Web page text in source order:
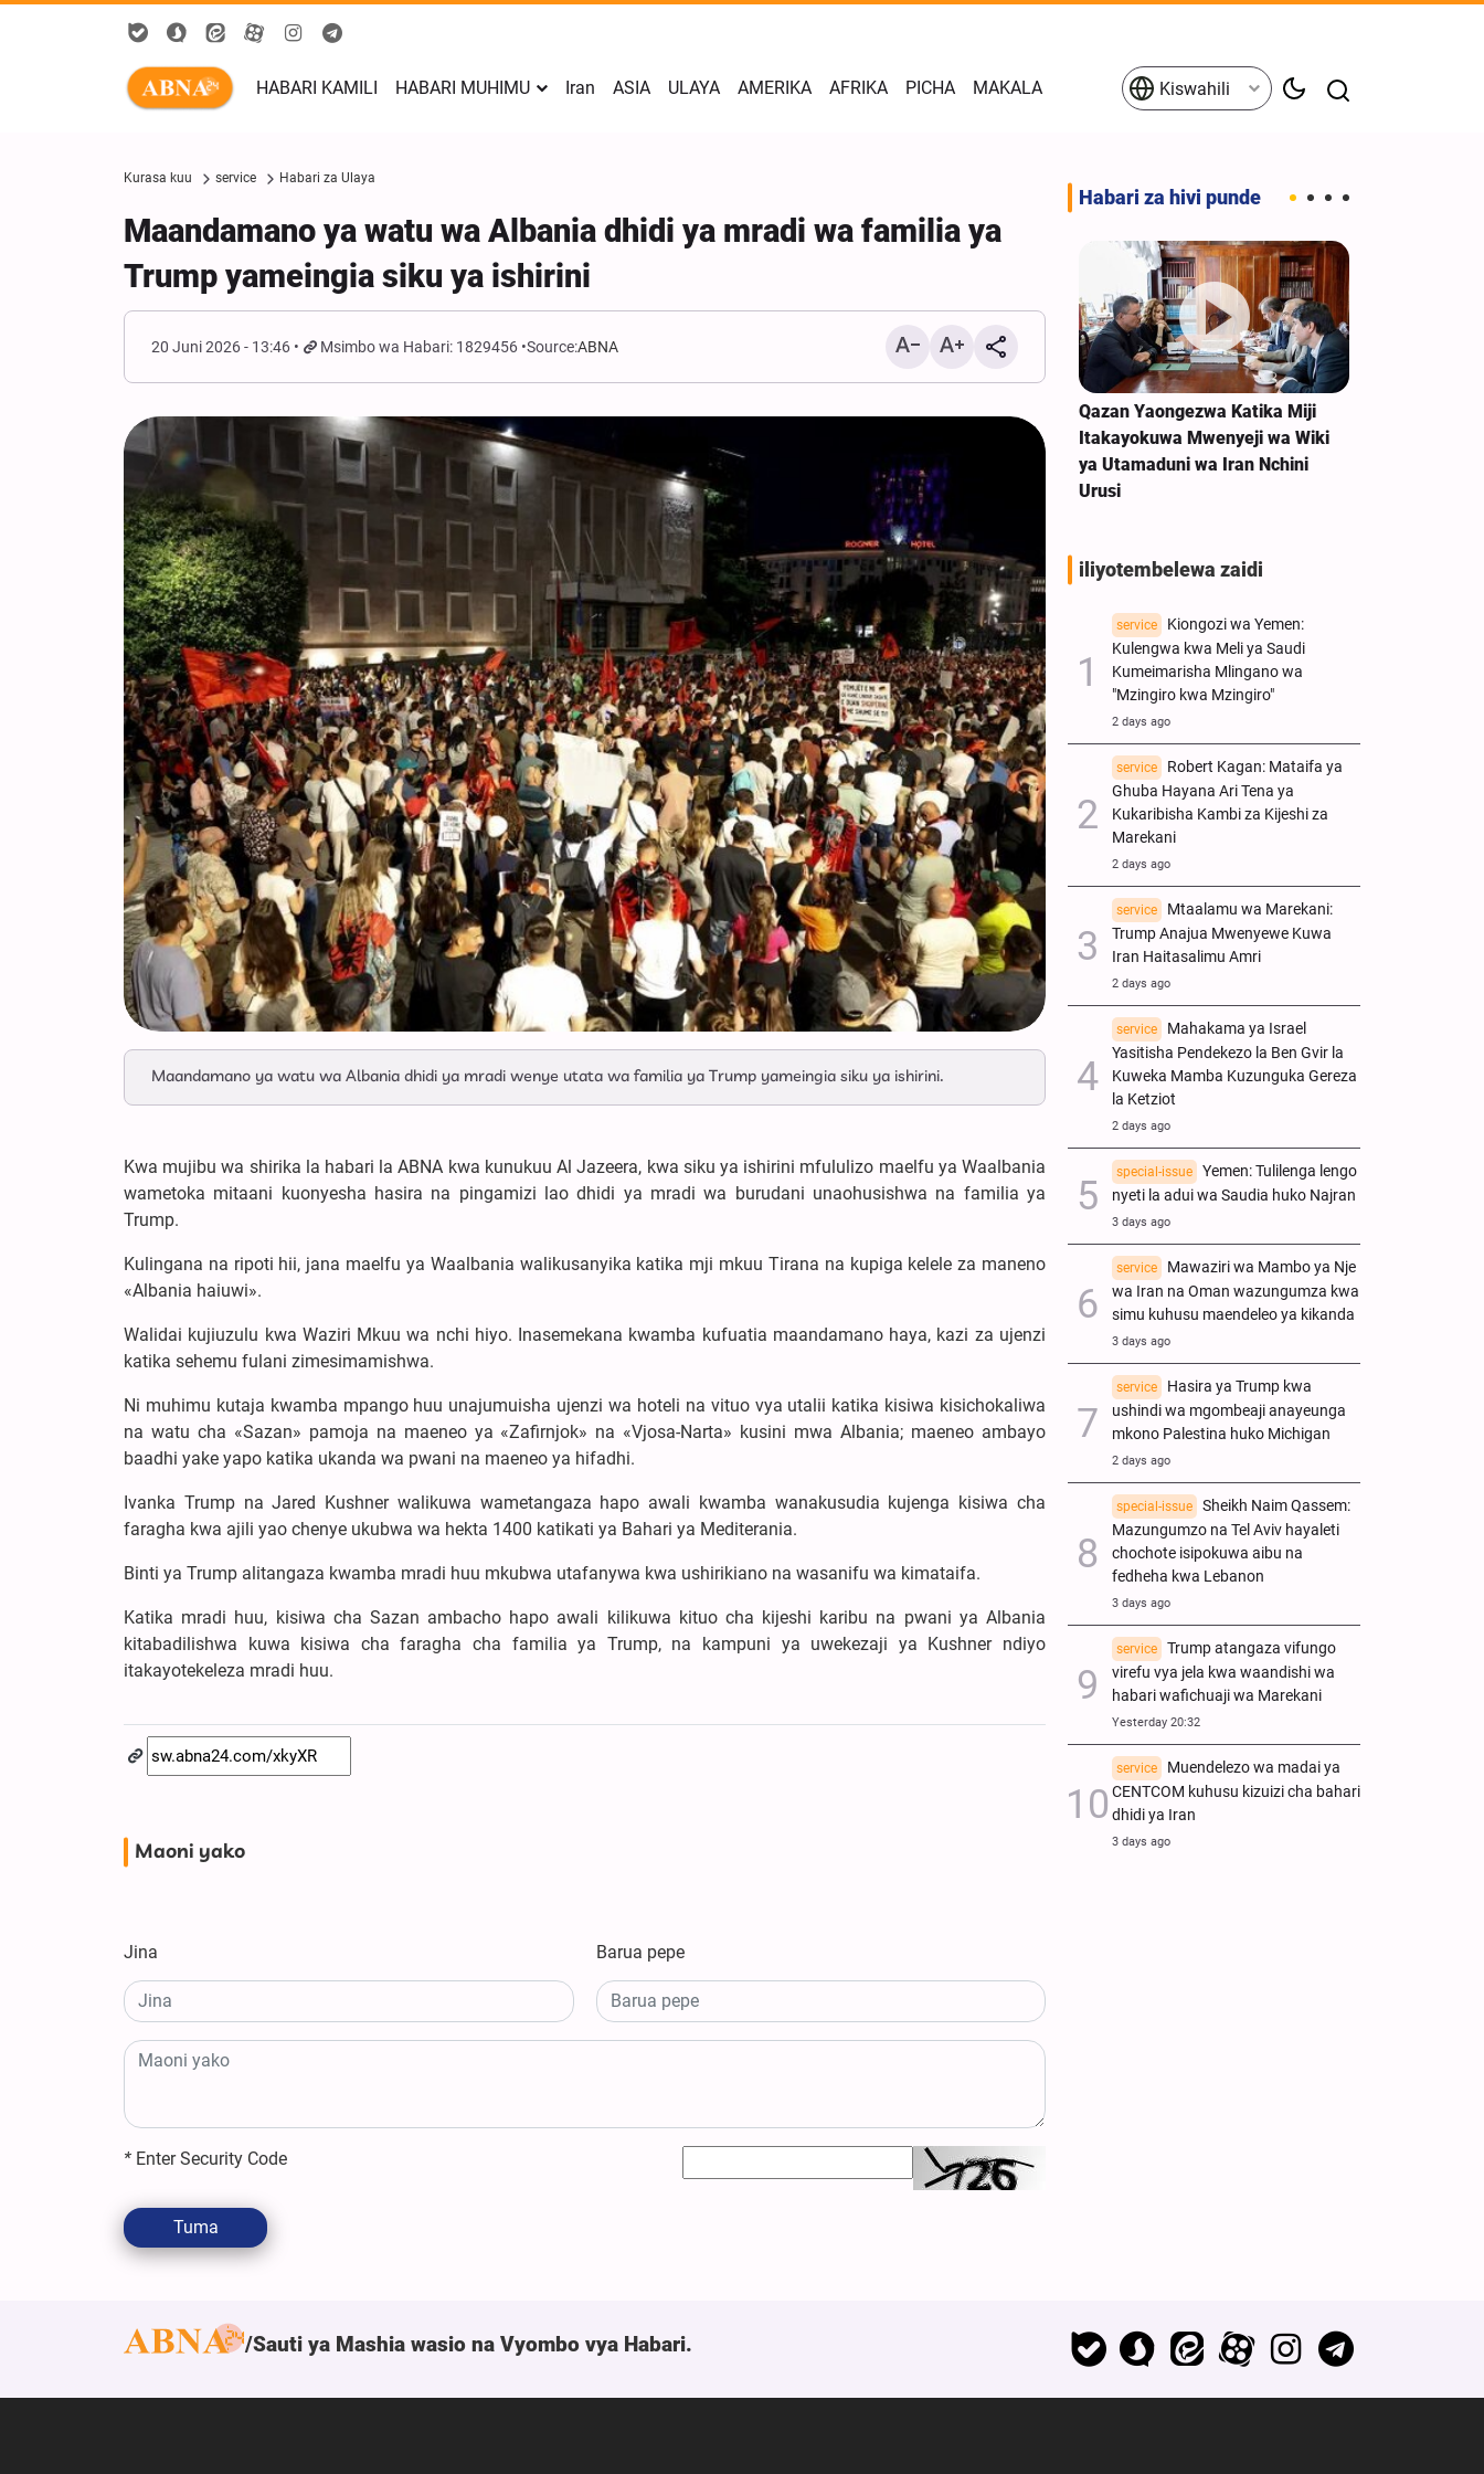
HABARI KAMILI HABARI MUHIMU Iran ASIA ULAYA AMERIKA AFRIKA PICHA MAKALA Kiswahili
Kurasa kuu service Habari za Ulaya
Maandamano ya watu wa Albania dhidi ya mradi wa familia ya
Trump yameingia siku ya ishirini
20 Juni 2026 - 13:46 Msimbo wa Habari: 1829456 Source:ABNA
Maandamano ya watu wa Albania dhidi ya mradi wenye utata wa familia ya Trump yameingia siku ya ishirini.
Kwa mujibu wa shirika la habari la ABNA kwa kunukuu Al Jazeera, kwa siku ya ishirini mfululizo maelfu ya Waalbania
wametoka mitaani kuonyesha hasira na pingamizi lao dhidi ya mradi wa burudani unaohusishwa na familia ya
Trump.
Kulingana na ripoti hii, jana maelfu ya Waalbania walikusanyika katika mji mkuu Tirana na kupiga kelele za maneno
«Albania haiuwi».
Walidai kujiuzulu kwa Waziri Mkuu wa nchi hiyo. Inasemekana kwamba kufuatia maandamano haya, kazi za ujenzi
katika sehemu fulani zimesimamishwa.
Ni muhimu kutaja kwamba mpango huu unajumuisha ujenzi wa hoteli na vituo vya utalii katika kisiwa kisichokaliwa
na watu cha «Sazan» pamoja na maeneo ya «Zafirnjok» na «Vjosa-Narta» kusini mwa Albania; maeneo ambayo
baadhi yake yapo katika ukanda wa pwani na maeneo ya hifadhi.
Ivanka Trump na Jared Kushner walikuwa wametangaza hapo awali kwamba wanakusudia kujenga kisiwa cha
faragha kwa ajili yao chenye ukubwa wa hekta 1400 katikati ya Bahari ya Mediterania.
Binti ya Trump alitangaza kwamba mradi huu mkubwa utafanywa kwa ushirikiano na wasanifu wa kimataifa.
Katika mradi huu, kisiwa cha Sazan ambacho hapo awali kilikuwa kituo cha kijeshi karibu na pwani ya Albania
kitabadilishwa kuwa kisiwa cha faragha cha familia ya Trump, na kampuni ya uwekezaji ya Kushner ndiyo
itakayotekeleza mradi huu.
Maoni yako
Jina Barua pepe
* Enter Security Code
Tuma
Habari za hivi punde
Kuongezwa kwa kiwango cha
tahadhari ya kijeshi na kiusalama
Qazan Yaongezwa Katika Miji
Itakayokuwa Mwenyeji wa Wiki
ya Utamaduni wa Iran Nchini
Urusi
iliyotembelewa zaidi
service
Kiongozi wa Yemen:
Kulengwa kwa Meli ya Saudi
Kumeimarisha Mlingano wa
"Mzingiro kwa Mzingiro"
2 days ago
service
Robert Kagan: Mataifa ya
Ghuba Hayana Ari Tena ya
Kukaribisha Kambi za Kijeshi za
Marekani
2 days ago
service
Mtaalamu wa Marekani:
Trump Anajua Mwenyewe Kuwa
Iran Haitasalimu Amri
2 days ago
service
Mahakama ya Israel
Yasitisha Pendekezo la Ben Gvir la
Kuweka Mamba Kuzunguka Gereza
la Ketziot
2 days ago
special-issue
Yemen: Tulilenga lengo
nyeti la adui wa Saudia huko Najran
3 days ago
service
Mawaziri wa Mambo ya Nje
wa Iran na Oman wazungumza kwa
simu kuhusu maendeleo ya kikanda
3 days ago
service
Hasira ya Trump kwa
ushindi wa mgombeaji anayeunga
mkono Palestina huko Michigan
2 days ago
special-issue
Sheikh Naim Qassem:
Mazungumzo na Tel Aviv hayaleti
chochote isipokuwa aibu na
fedheha kwa Lebanon
3 days ago
service
Trump atangaza vifungo
virefu vya jela kwa waandishi wa
habari wafichuaji wa Marekani
Yesterday 20:32
service
Muendelezo wa madai ya
CENTCOM kuhusu kizuizi cha bahari
dhidi ya Iran
3 days ago
Sauti ya Mashia wasio na Vyombo vya Habari.